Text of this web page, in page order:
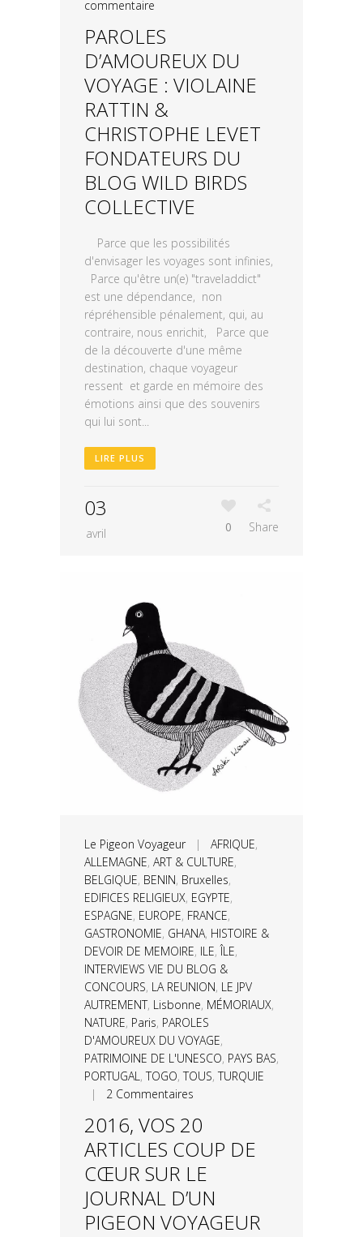
commentaire
PAROLES
D’AMOUREUX DU
VOYAGE : VIOLAINE
RATTIN &
CHRISTOPHE LEVET
FONDATEURS DU
BLOG WILD BIRDS
COLLECTIVE
Parce que les possibilités
d'envisager les voyages sont infinies,
Parce qu'être un(e) "traveladdict"
est une dépendance, non
répréhensible pénalement, qui, au
contraire, nous enrichit, Parce que
de la découverte d'une même
destination, chaque voyageur
ressent et garde en mémoire des
émotions ainsi que des souvenirs
qui lui sont...
LIRE PLUS
03
avril 0 Share
Le Pigeon Voyageur| AFRIQUE,
ALLEMAGNE, ART & CULTURE,
BELGIQUE, BENIN, Bruxelles,
EDIFICES RELIGIEUX, EGYPTE,
ESPAGNE, EUROPE, FRANCE,
GASTRONOMIE, GHANA, HISTOIRE &
DEVOIR DE MEMOIRE, ILE,ÎLE,
INTERVIEWS VIE DU BLOG &
CONCOURS, LA REUNION, LE JPV
AUTREMENT, Lisbonne, MÉMORIAUX,
NATURE, Paris, PAROLES
D'AMOUREUX DU VOYAGE,
PATRIMOINE DE L'UNESCO, PAYS BAS,
PORTUGAL,TOGO,TOUS,TURQUIE
| 2 Commentaires
2016, VOS 20
ARTICLES COUP DE
CŒUR SUR LE
JOURNAL D’UN
PIGEON VOYAGEUR